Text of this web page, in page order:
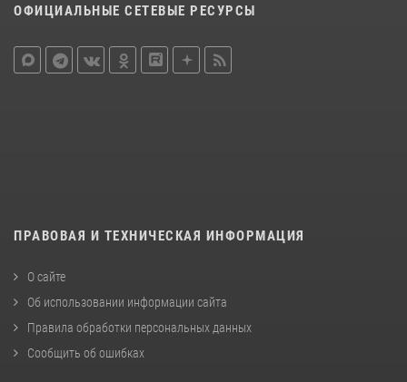
ОФИЦИАЛЬНЫЕ СЕТЕВЫЕ РЕСУРСЫ
ПРАВОВАЯ И ТЕХНИЧЕСКАЯ ИНФОРМАЦИЯ
О сайте
Об использовании информации сайта
Правила обработки персональных данных
Сообщить об ошибках